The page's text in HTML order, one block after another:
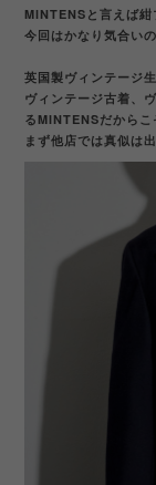
MINTENSと言えば紺
今回はかなり気合い
英国製ヴィンテージ
ヴィンテージ古着、
るMINTENSだからこ
まず他店では真似は